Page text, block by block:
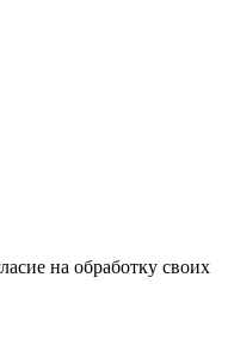
на обработку своих